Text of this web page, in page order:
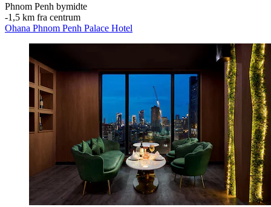
Phnom Penh bymidte
‐1,5 km fra centrum
Ohana Phnom Penh Palace Hotel